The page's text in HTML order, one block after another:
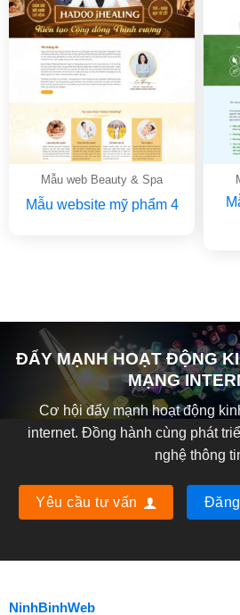
Mẫu web Beauty & Spa
Mẫu website mỹ phẩm 4
ĐẨY MẠNH HOẠT ĐỘNG
MẠNG
Cơ hội đẩy mạnh hoạt động
internet. Đồng hành cùng phát
nghệ thông
Yêu cầu tư vấn
NinhBinhWeb